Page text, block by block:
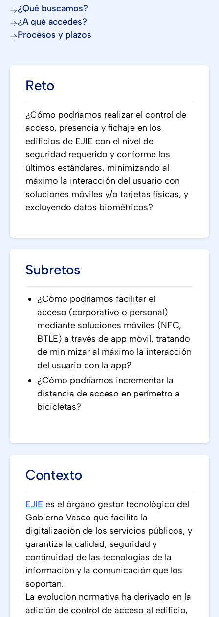
¿Qué buscamos?
¿A qué accedes?
Procesos y plazos
Reto
¿Cómo podríamos realizar el control de
acceso, presencia y fichaje en los
edificios de EJIE con el nivel de
seguridad requerido y conforme los
últimos estándares, minimizando al
máximo la interacción del usuario con
soluciones móviles y/o tarjetas físicas, y
excluyendo datos biométricos?
Subretos
¿Cómo podríamos facilitar el
acceso (corporativo o personal)
mediante soluciones móviles (NFC,
BTLE) a través de app móvil, tratando
de minimizar al máximo la interacción
del usuario con la app?
¿Cómo podríamos incrementar la
distancia de acceso en perímetro a
bicicletas?
Contexto
EJIE es el órgano gestor tecnológico del
Gobierno Vasco que facilita la
digitalización de los servicios públicos, y
garantiza la calidad, seguridad y
continuidad de las tecnologías de la
información y la comunicación que los
soportan.
La evolución normativa ha derivado en la
adición de control de acceso al edificio,